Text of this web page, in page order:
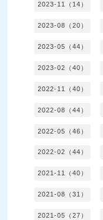
2023-11（14）
2023-08（20）
2023-05（44）
2023-02（40）
2022-11（40）
2022-08（44）
2022-05（46）
2022-02（44）
2021-11（40）
2021-08（31）
2021-05（27）